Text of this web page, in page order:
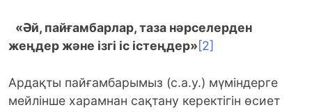
«Әй, пайғамбарлар, таза нәрселерден
жеңдер және ізгі іс істеңдер»[2]
Ардақты пайғамбарымыз (с.а.у.) мүміндерге
мейлінше харамнан сақтану керектігін өсиет